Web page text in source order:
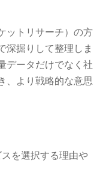
ットリサーチ）の方
深掘りして整理しま
データだけでなく社
、より戦略的な意思
を選択する理由や